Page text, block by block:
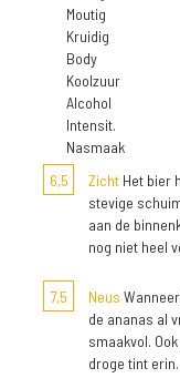
Moutig
Kruidig
Body
Koolzuur
Alcohol
Intensit.
Nasmaak
6,5
Zicht Het bier
stevige
aan de
nog niet heel
7,5 Neus
de ananas al
smaakvol.
droge tint erin.